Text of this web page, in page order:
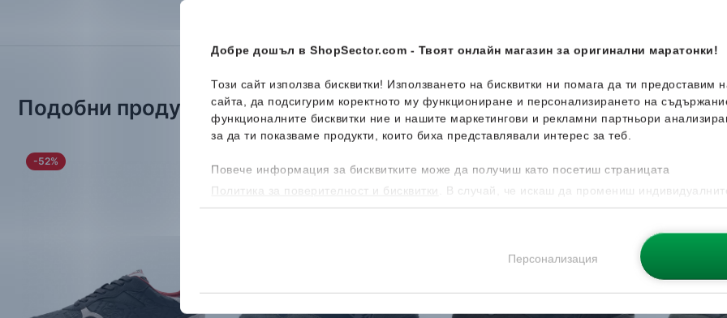
Добре дошъл в ShopSector.com - Твоят онлайн магазин за оригинални маратонки!
Този сайт използва бисквитки! Използването на бисквитки ни помага да ти предоставим
сайта, да подсигурим коректното му функциониране и персонализирането на
функционалните бисквитки ние и нашите маркетингови и рекламни партньори
за да ти показваме продукти, които биха представлявали интерес за теб.
Повече информация за бисквитките може да получиш като посетиш страницата
Политика за поверителност и бисквитки
. В случай, че искаш да промениш
бисквитките, можеш да го направиш от опцията за Персонализация.
Персонализация
Подобни продукти
-52%